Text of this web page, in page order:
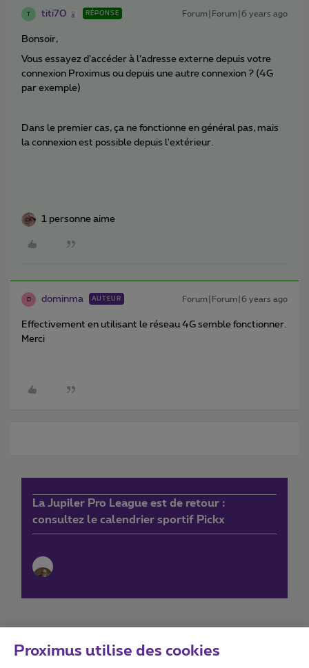
T titi70 RÉPONSE Forum|Forum|6 years ago
Bonsoir,
Vous essayez d’accéder à l’adresse externe depuis votre
connexion Proximus ou depuis une autre connexion ? (4G
par exemple)
Dans le premier cas, ça ne fonctionne en général pas, mais
la connexion est possible depuis l'extérieur.
1 personne aime
D dominma AUTEUR Forum|Forum|6 years ago
Effectivement en utilisant le réseau 4G semble fonctionner.
Merci
La Jupiler Pro League est de retour :
consultez le calendrier sportif Pickx
Proximus utilise des cookies